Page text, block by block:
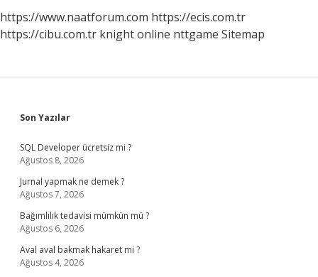
https://www.naatforum.com https://ecis.com.tr
https://cibu.com.tr knight online nttgame Sitemap
Sidebar
Son Yazılar
SQL Developer ücretsiz mi ?
Ağustos 8, 2026
Jurnal yapmak ne demek ?
Ağustos 7, 2026
Bağımlılık tedavisi mümkün mü ?
Ağustos 6, 2026
Aval aval bakmak hakaret mi ?
Ağustos 4, 2026